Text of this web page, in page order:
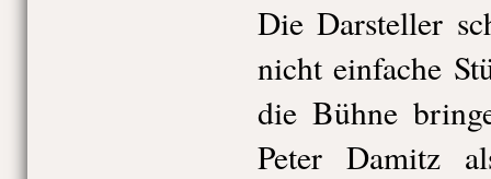
Die Darsteller
nicht einfache
die Bühne
Peter Damitz